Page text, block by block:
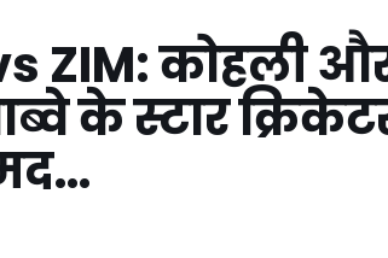
ZIM: कोहली
के स्टार